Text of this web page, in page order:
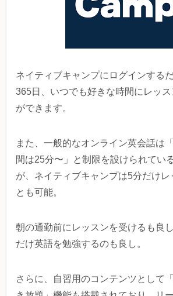
ネイティブキャンプにログインする
365日、いつでも好きな時間にレッス
ができます。
また、一般的なオンライン英会話は
間は25分〜」と制限を設けられてい
が、ネイティブキャンプは5分だけレ
とも可能。
朝の通勤前にレッスンを受けるも良
だけ英語を勉強するのも良し。
さらに、自習用のコンテンツとして